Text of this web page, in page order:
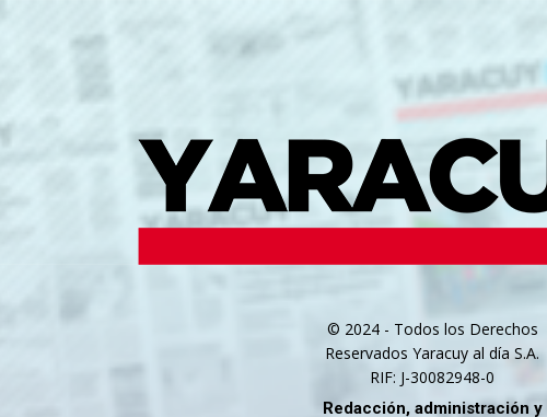
© 2024 - Todos los Derechos
Reservados Yaracuy al día S.A.
RIF: J-30082948-0
Redacción, administración y